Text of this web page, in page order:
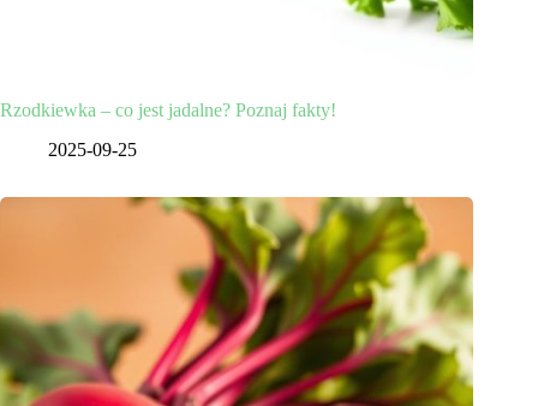
Rzodkiewka – co jest jadalne? Poznaj fakty!
2025-09-25